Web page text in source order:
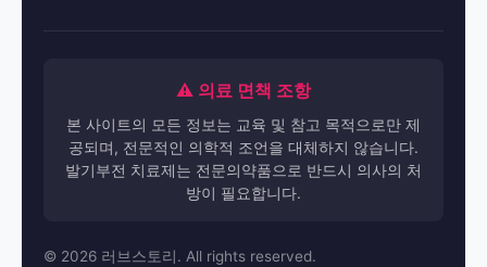
⚠️ 의료 면책 조항
본 사이트의 모든 정보는 교육 및 참고 목적으로만 제
공되며, 전문적인 의학적 조언을 대체하지 않습니다.
발기부전 치료제는 전문의약품으로 반드시 의사의 처
방이 필요합니다.
© 2026 러브스토리. All rights reserved.